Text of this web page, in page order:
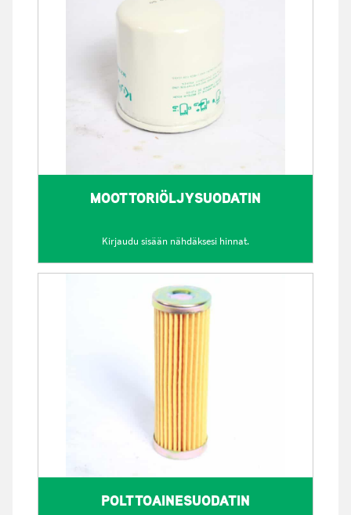
MOOTTORIÖLJYSUODATIN
Kirjaudu sisään nähdäksesi hinnat.
POLTTOAINESUODATIN